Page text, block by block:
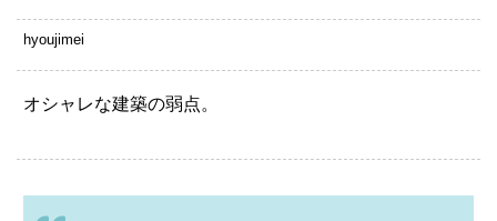
hyoujimei
オシャレな建築の弱点。